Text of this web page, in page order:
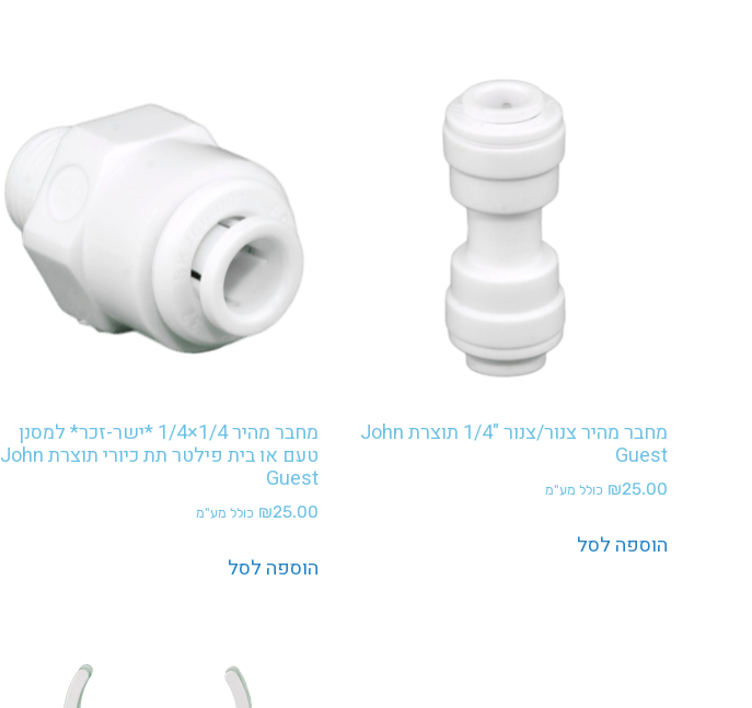
מחבר מהיר צנור/צנור "1/4 תוצרת John
Guest
₪25.00 כולל מע"מ
הוספה לסל
מחבר מהיר 1/4×1/4 *ישר-זכר* למסנן
טעם או בית פילטר תת כיורי תוצרת John
Guest
₪25.00 כולל מע"מ
הוספה לסל